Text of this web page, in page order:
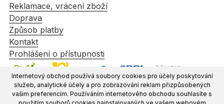
Internetový obchod používá soubory cookies pro účely poskytování
služeb, analytické účely a pro zobrazování reklam přizpůsobených
vašim preferencím. Používáním internetového obchodu souhlasíte s
Reklamace, vrácení zboží
Doprava
Způsob platby
Kontakt
Prohlášení o přístupnosti